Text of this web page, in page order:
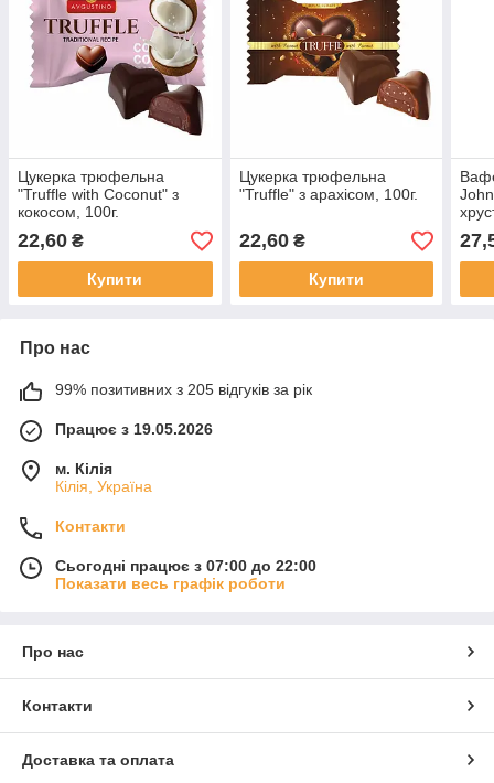
Цукерка трюфельна
"Truffle with Coconut" з
кокосом, 100г.
22,60 ₴
Купити
Цукерка трюфельна
"Truffle" з арахісом, 100г.
22,60₴
Купити
Про нас
99% позитивних з 205 відгуків за рік
Працює з 19.05.2026
м. Кілія
Кілія, Україна
Контакти
Сьогодні працює з 07:00 до 22:00
Показати весь графік роботи
Про нас
Контакти
Доставка та оплата